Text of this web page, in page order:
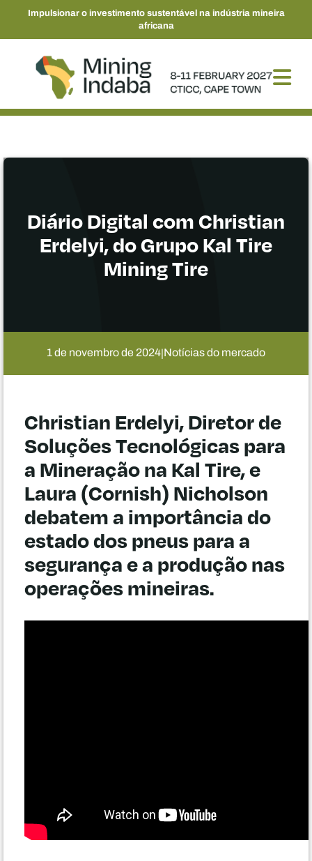
Impulsionar o investimento sustentável na indústria mineira
africana
Diário Digital com Christian
Erdelyi, do Grupo Kal Tire
Mining Tire
1 de novembro de 2024|Notícias do mercado
Christian Erdelyi, Diretor de
Soluções Tecnológicas para
a Mineração na Kal Tire, e
Laura (Cornish) Nicholson
debatem a importância do
estado dos pneus para a
segurança e a produção nas
operações mineiras.